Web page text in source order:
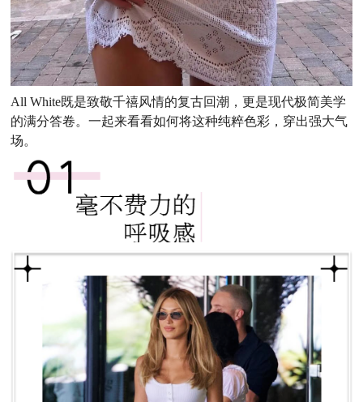
All White既是致敬千禧风情的复古回潮，更是现代极简美学
的满分答卷。一起来看看如何将这种纯粹色彩，穿出强大气
场。